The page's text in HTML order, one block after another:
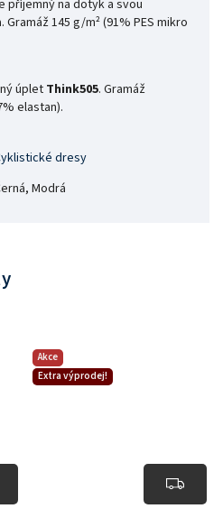
příjemný na dotyk a svou
145 g/m² (91% PES mikro
úplet Think505. Gramáž
elastan).
dresy
Modrá
Akce
Extra výprodej!